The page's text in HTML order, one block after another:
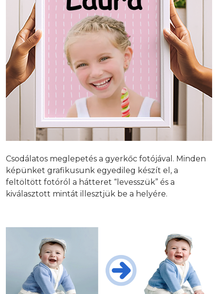
Csodálatos meglepetés a gyerkőc fotójával. Minden
képünket grafikusunk egyedileg készít el, a
feltöltött fotóról a hátteret “levesszük” és a
kiválasztott mintát illesztjük be a helyére.